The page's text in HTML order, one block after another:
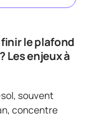
le plafond
Les enjeux à
souvent
concentre